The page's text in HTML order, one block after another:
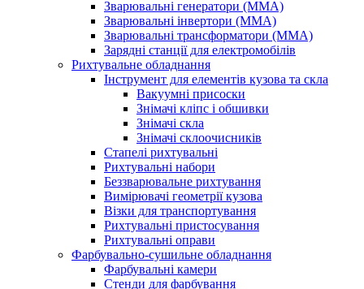
Зварювальні генератори (MMA)
Зварювальні інвертори (MMA)
Зварювальні трансформатори (MMA)
Зарядні станції для електромобілів
Рихтувальне обладнання
Інструмент для елементів кузова та скла
Вакуумні присоски
Знімачі кліпс і обшивки
Знімачі скла
Знімачі склоочисників
Стапелі рихтувальні
Рихтувальні набори
Беззварювальне рихтування
Вимірювачі геометрії кузова
Візки для транспортування
Рихтувальні пристосування
Рихтувальні оправи
Фарбувально-сушильне обладнання
Фарбувальні камери
Стенди для фарбування